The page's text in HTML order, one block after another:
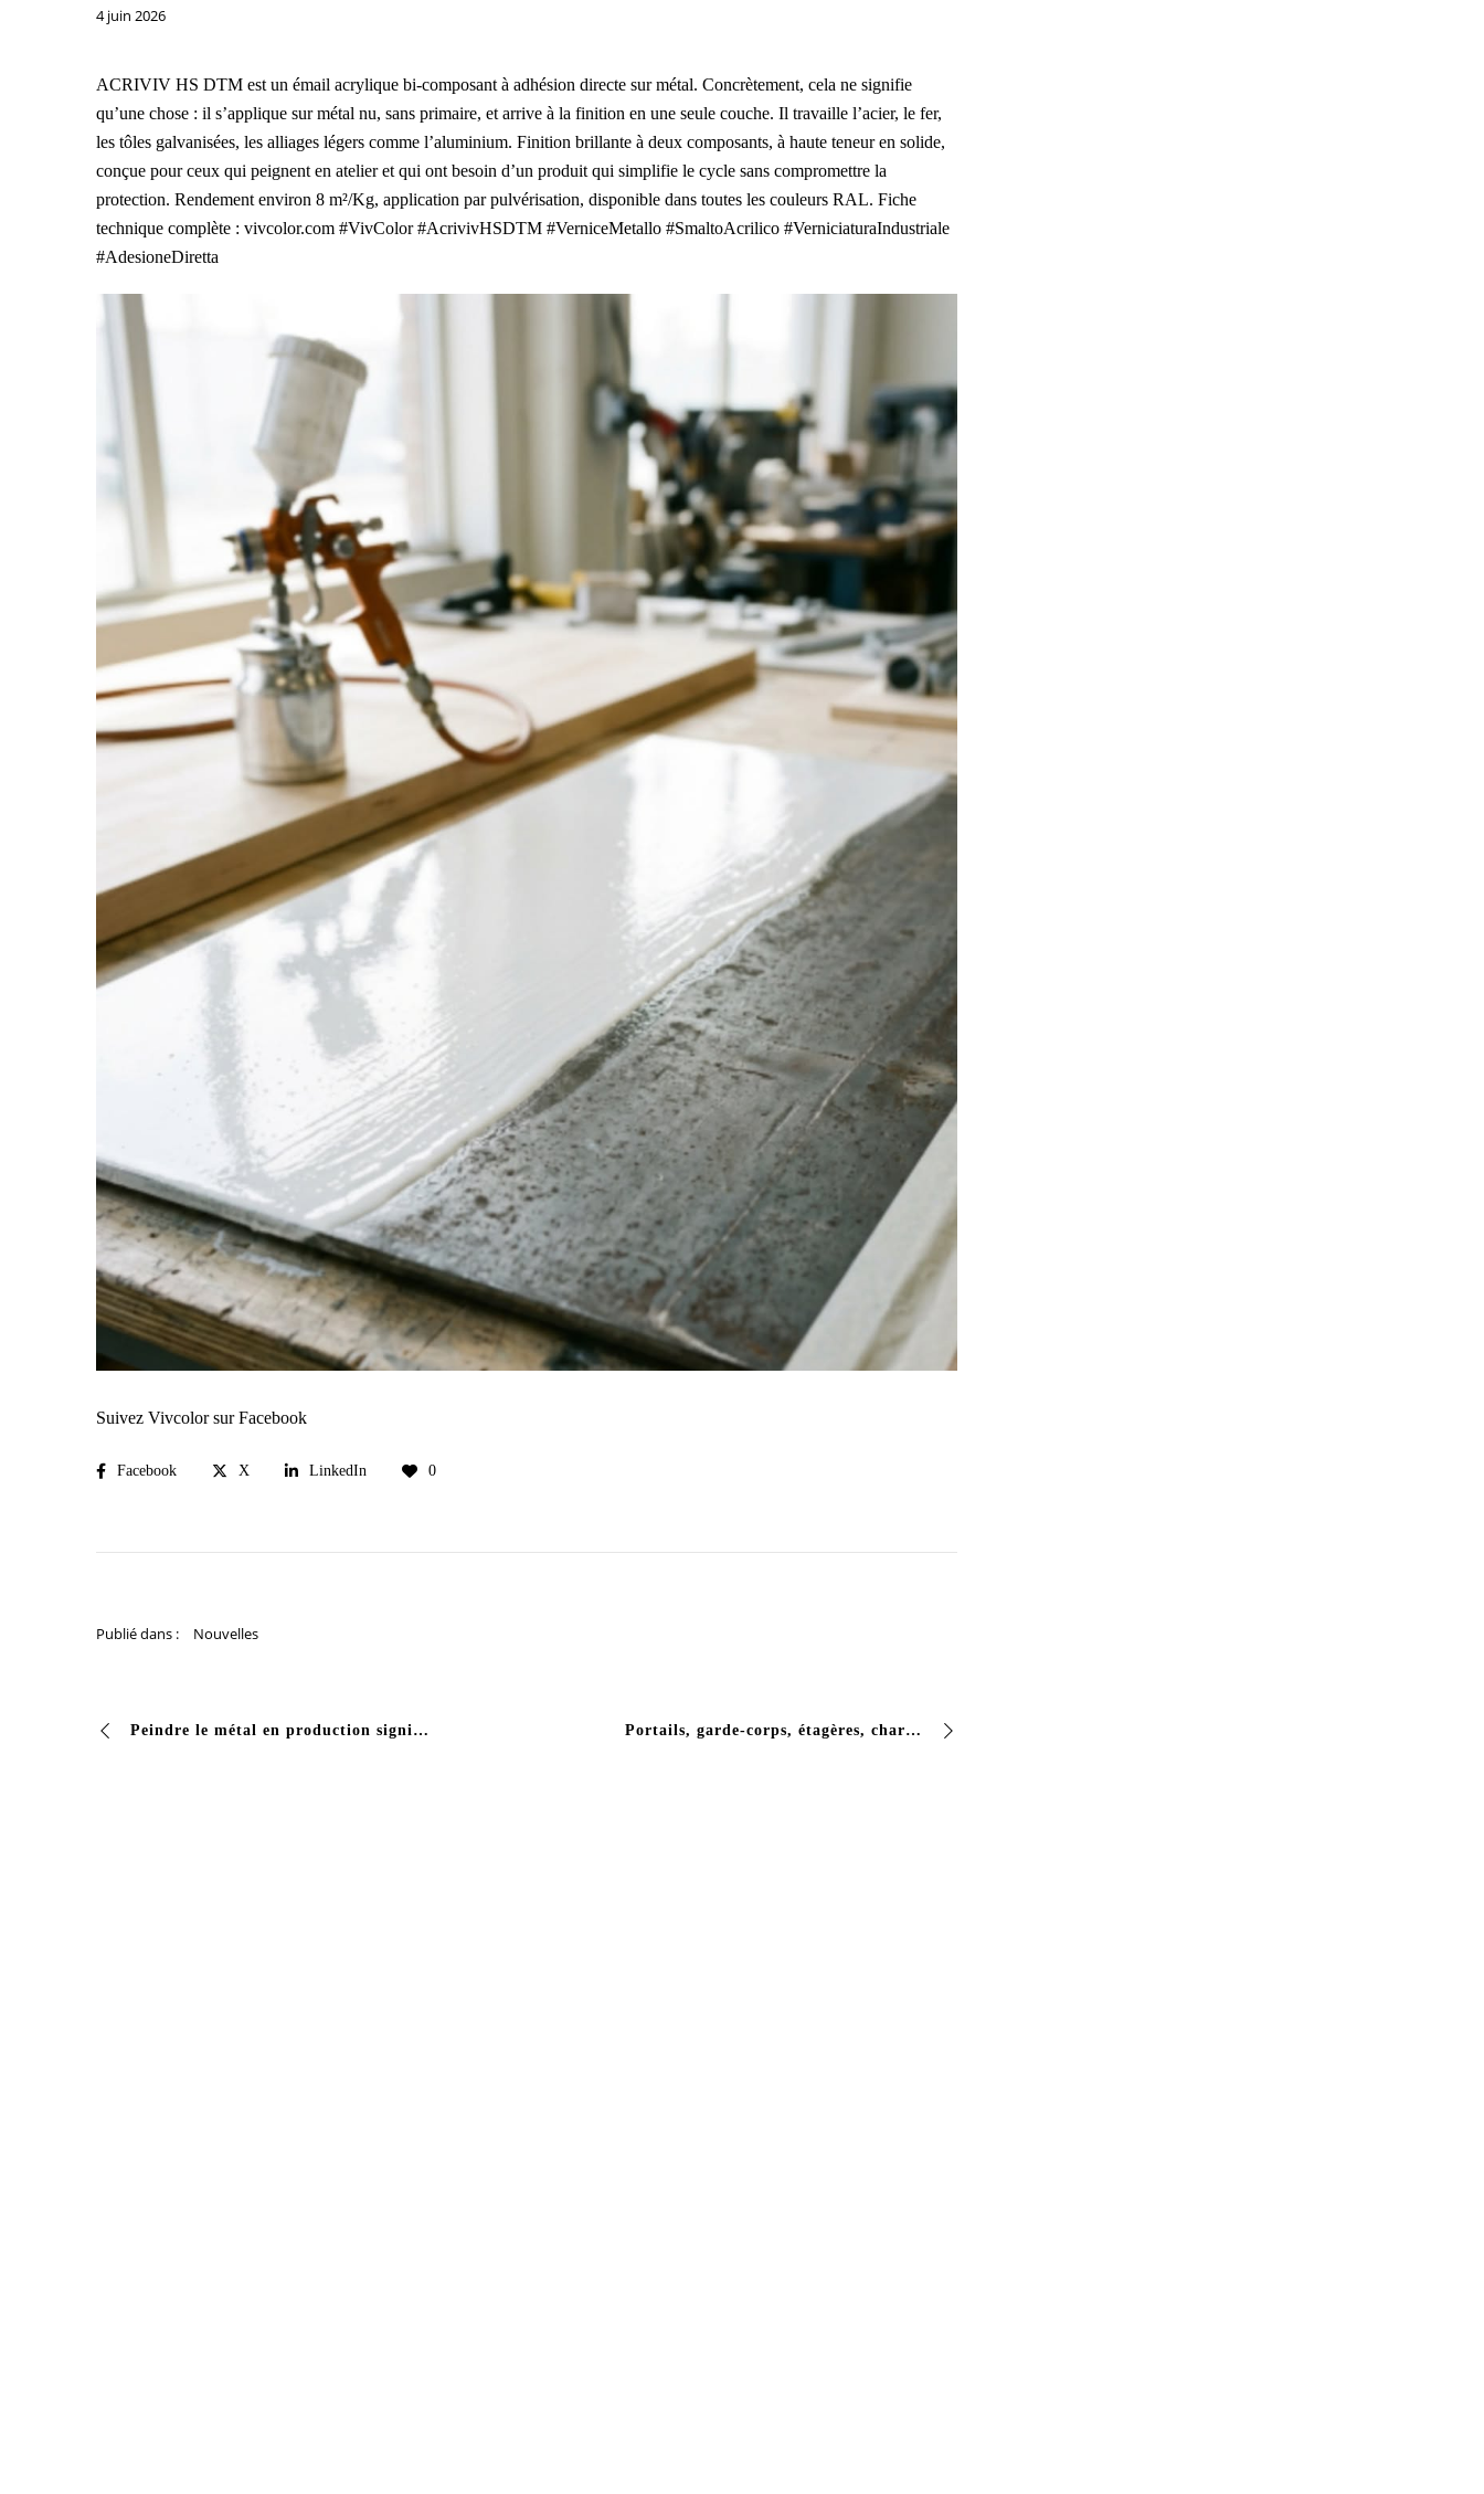
4 juin 2026
ACRIVIV HS DTM est un émail acrylique bi-composant à adhésion directe sur métal. Concrètement, cela ne signifie
qu’une chose : il s’applique sur métal nu, sans primaire, et arrive à la finition en une seule couche. Il travaille l’acier, le fer,
les tôles galvanisées, les alliages légers comme l’aluminium. Finition brillante à deux composants, à haute teneur en solide,
conçue pour ceux qui peignent en atelier et qui ont besoin d’un produit qui simplifie le cycle sans compromettre la
protection. Rendement environ 8 m²/Kg, application par pulvérisation, disponible dans toutes les couleurs RAL. Fiche
technique complète : vivcolor.com #VivColor #AcrivivHSDTM #VerniceMetallo #SmaltoAcrilico #VerniciaturaIndustriale
#AdesioneDiretta
Suivez Vivcolor sur Facebook
Facebook X LinkedIn 0
Publié dans : Nouvelles
Peindre le métal en production signifie répéter à chaque fois le même cycle : appliquer l’apprêt, attendre qu’il sèche, revenir à la pièce pour la finition. … Portails, garde-corps, étagères, charpentes : les menuiseries métalliques subissent des peintures par lots et dans des délais serrés. Il y a souvent la pièce à assembler…